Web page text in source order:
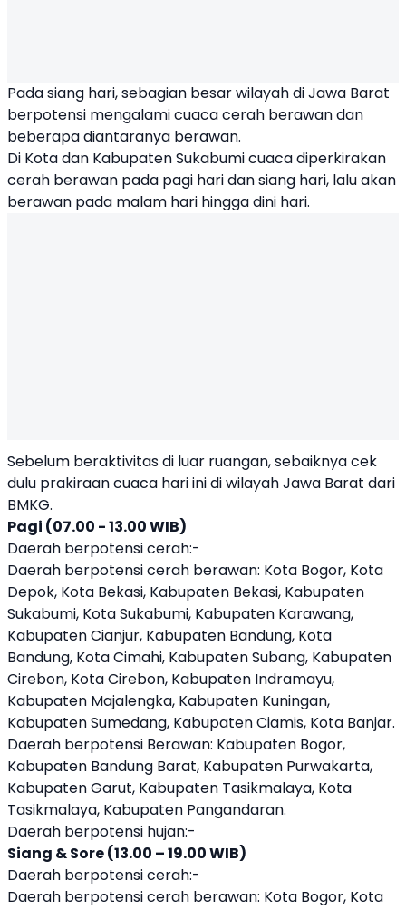
Pada siang hari, sebagian besar wilayah di Jawa Barat
berpotensi mengalami cuaca cerah berawan dan
beberapa diantaranya berawan.
Di Kota dan Kabupaten Sukabumi cuaca diperkirakan
cerah berawan pada pagi hari dan siang hari, lalu akan
berawan pada malam hari hingga dini hari.
Sebelum beraktivitas di luar ruangan, sebaiknya cek
dulu prakiraan cuaca hari ini di wilayah Jawa Barat dari
BMKG.
Pagi (07.00 - 13.00 WIB)
Daerah berpotensi cerah:-
Daerah berpotensi cerah berawan: Kota Bogor, Kota
Depok, Kota Bekasi, Kabupaten Bekasi, Kabupaten
Sukabumi, Kota Sukabumi, Kabupaten Karawang,
Kabupaten Cianjur, Kabupaten Bandung, Kota
Bandung, Kota Cimahi, Kabupaten Subang, Kabupaten
Cirebon, Kota Cirebon, Kabupaten Indramayu,
Kabupaten Majalengka, Kabupaten Kuningan,
Kabupaten Sumedang, Kabupaten Ciamis, Kota Banjar.
Daerah berpotensi Berawan: Kabupaten Bogor,
Kabupaten Bandung Barat, Kabupaten Purwakarta,
Kabupaten Garut, Kabupaten Tasikmalaya, Kota
Tasikmalaya, Kabupaten Pangandaran.
Daerah berpotensi hujan:-
Siang & Sore (13.00 – 19.00 WIB)
Daerah berpotensi cerah:-
Daerah berpotensi cerah berawan: Kota Bogor, Kota